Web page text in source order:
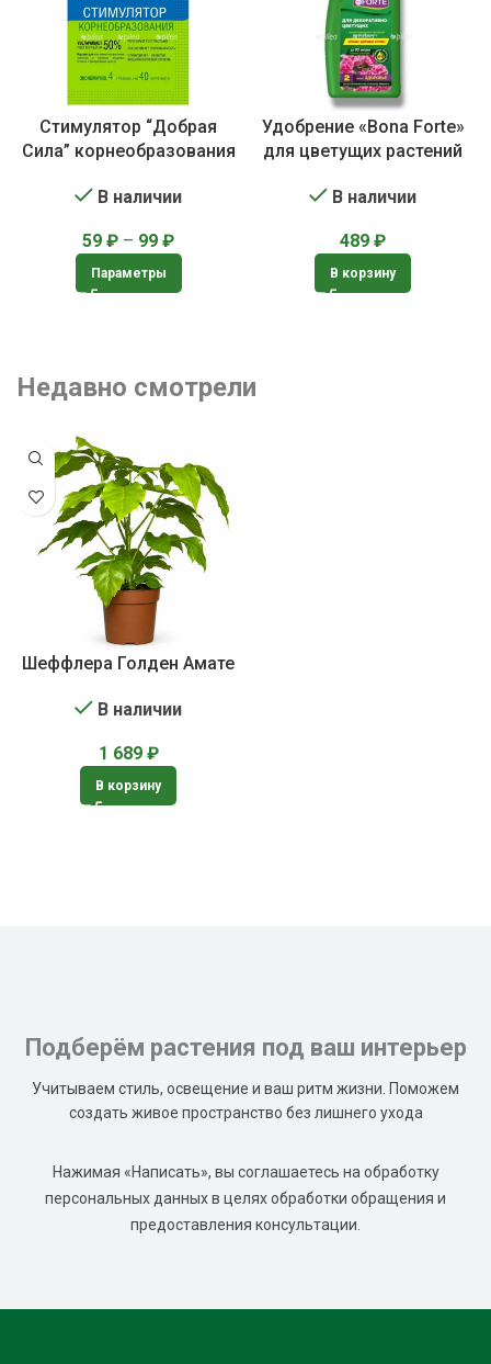
Стимулятор “Добрая
Сила” корнеобразования
В наличии
59 ₽ – 99 ₽
Параметры
Удобрение «Bona Forte»
для цветущих растений
В наличии
489 ₽
В корзину
Недавно смотрели
Шеффлера Голден Амате
В наличии
1 689 ₽
В корзину
Подберём растения под ваш интерьер
Учитываем стиль, освещение и ваш ритм жизни. Поможем
создать живое пространство без лишнего ухода
Нажимая «Написать», вы соглашаетесь на обработку
персональных данных в целях обработки обращения и
предоставления консультации.